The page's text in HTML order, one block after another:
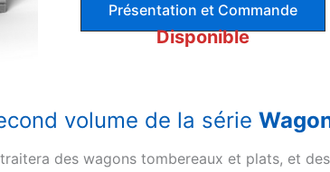
Présentation et Commande
Disponible
volume de la série
des wagons tombereaux et plats, et